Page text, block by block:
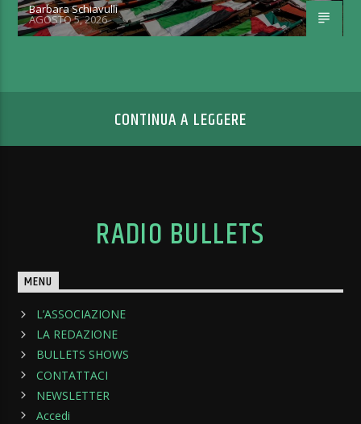
Barbara Schiavulli
AGOSTO 5, 2026
CONTINUA A LEGGERE
RADIO BULLETS
MENU
L’ASSOCIAZIONE
LA REDAZIONE
BULLETS SHOWS
CONTATTACI
NEWSLETTER
Accedi